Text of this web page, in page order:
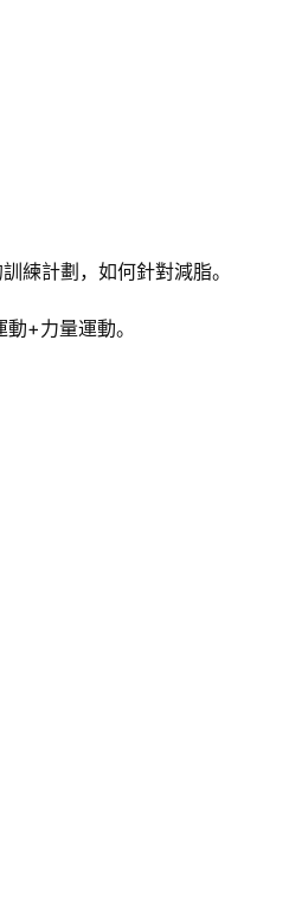
練計劃，如何針對減脂。
+力量運動。